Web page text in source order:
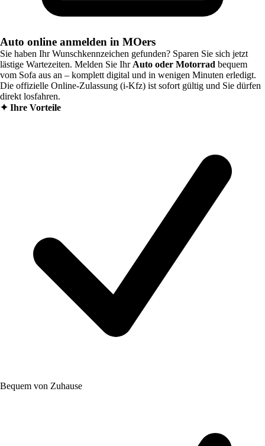
Auto online anmelden in MOers
Sie haben Ihr Wunschkennzeichen gefunden? Sparen Sie sich jetzt
lästige Wartezeiten. Melden Sie Ihr Auto oder Motorrad bequem
vom Sofa aus an – komplett digital und in wenigen Minuten erledigt.
Die offizielle Online-Zulassung (i-Kfz) ist sofort gültig und Sie dürfen
direkt losfahren.
✦ Ihre Vorteile
Bequem von Zuhause